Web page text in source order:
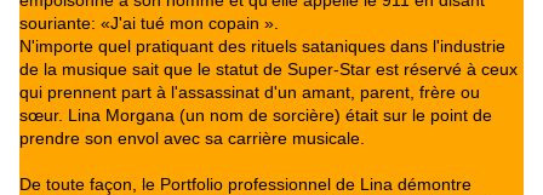
souriante: «J'ai tué mon copain ».
N'importe quel pratiquant des rituels sataniques dans l'industrie
de la musique sait que le statut de Super-Star est réservé à ceux
qui prennent part à l'assassinat d'un amant, parent, frère ou
sœur. Lina Morgana (un nom de sorcière) était sur ​​le point de
prendre son envol avec sa carrière musicale.
De toute façon, le Portfolio professionnel de Lina démontre